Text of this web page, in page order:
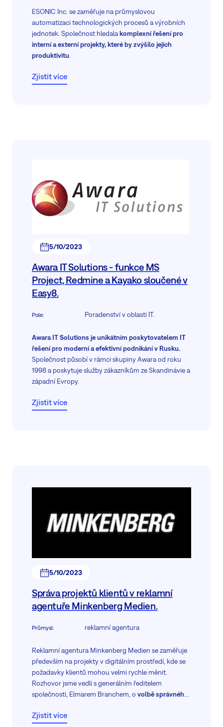
ESONIC Inc. se zaměřuje na průmyslovou
automatizaci technologických procesů a výrobních
jednotek. Společnost hledalakomplexní řešení pro
interní a externí projekty, které by zvýšilo jejich
produktivitu
Zjistit více
5/10/2023
Awara IT Solutions - funkce MS
Project, Redmine a Kayako sloučené v
Easy8.
Pole: Poradenství v oblasti IT.
Awara IT Solutions je unikátním poskytovatelem IT
řešení pro moderní a efektivní podnikání v Rusku.
Společnost působí v rámci skupiny Awara od roku
1998 a poskytuje služby zákazníkům ze Skandinávie a
západní Evropy.
Zjistit více
5/10/2023
Správa projektů klientů v reklamní
agentuře Minkenberg Medien.
Průmysl: reklamní agentura
Reklamní agentura Minkenberg Medien se zaměřuje
především na projekty v digitálním prostředí, kde se
požadavky klientů mohou velmi rychle měnit.
Rozhovor jsme vedli s generálním ředitelem
společnosti, Elmarem Branchem, o volbě správného
Zjistit více